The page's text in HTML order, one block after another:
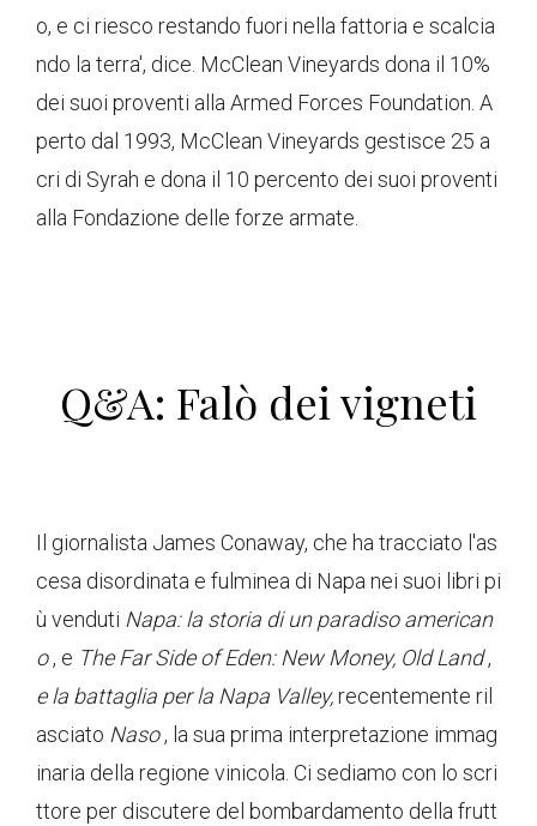
o, e ci riesco restando fuori nella fattoria e scalcia
ndo la terra', dice. McClean Vineyards dona il 10%
dei suoi proventi alla Armed Forces Foundation. A
perto dal 1993, McClean Vineyards gestisce 25 a
cri di Syrah e dona il 10 percento dei suoi proventi
alla Fondazione delle forze armate.
Q&A: Falò dei vigneti
Il giornalista James Conaway, che ha tracciato l'as
cesa disordinata e fulminea di Napa nei suoi libri pi
ù venduti Napa: la storia di un paradiso american
o, e The Far Side of Eden: New Money, Old Land,
e la battaglia per la Napa Valley,recentemente ril
asciato Naso, la sua prima interpretazione immag
inaria della regione vinicola. Ci sediamo con lo scri
ttore per discutere del bombardamento della frutt